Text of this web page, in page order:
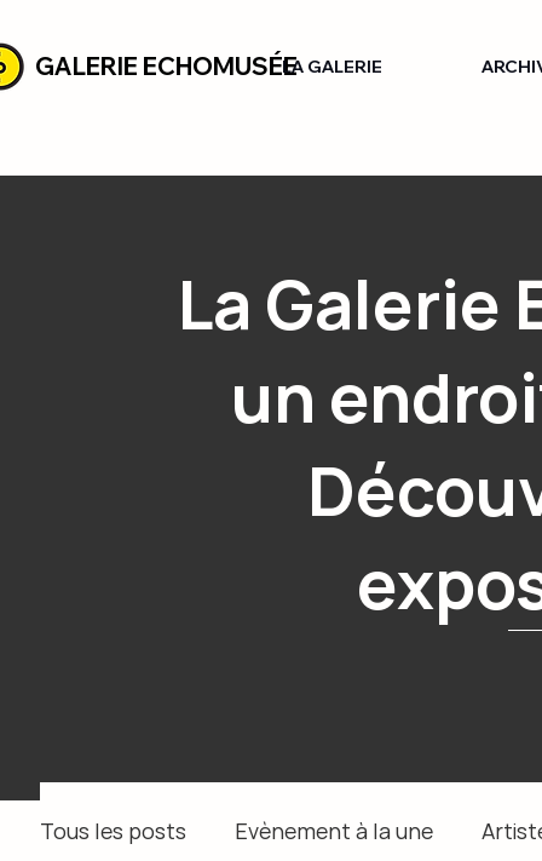
GALERIE ECHOMUSÉELA GALERIE
La Galerie
un
Tous les posts Evènement à la une